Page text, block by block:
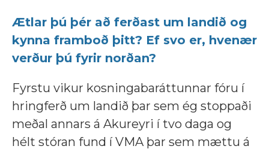
Ætlar þú þér að ferðast um landið og
kynna framboð þitt? Ef svo er, hvenær
verður þú fyrir norðan?
Fyrstu vikur kosningabaráttunnar fóru í
hringferð um landið þar sem ég stoppaði
meðal annars á Akureyri í tvo daga og
hélt stóran fund í VMA þar sem mættu á